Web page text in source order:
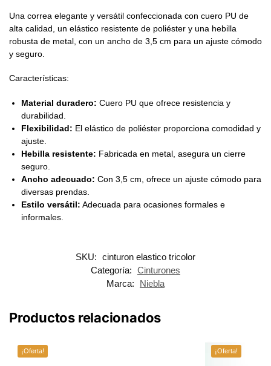
Una correa elegante y versátil confeccionada con cuero PU de
alta calidad, un elástico resistente de poliéster y una hebilla
robusta de metal, con un ancho de 3,5 cm para un ajuste cómodo
y seguro.
Características:
Material duradero: Cuero PU que ofrece resistencia y
durabilidad.
Flexibilidad: El elástico de poliéster proporciona comodidad y
ajuste.
Hebilla resistente: Fabricada en metal, asegura un cierre
seguro.
Ancho adecuado: Con 3,5 cm, ofrece un ajuste cómodo para
diversas prendas.
Estilo versátil: Adecuada para ocasiones formales e
informales.
SKU: cinturon elastico tricolor
Categoría: Cinturones
Marca:
Niebla
Productos relacionados
¡Oferta! ¡Oferta!